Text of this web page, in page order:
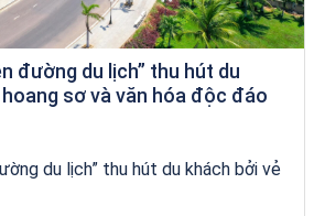
đường du lịch” thu hút du
sơ và văn hóa độc đáo
du lịch” thu hút du khách bởi vẻ